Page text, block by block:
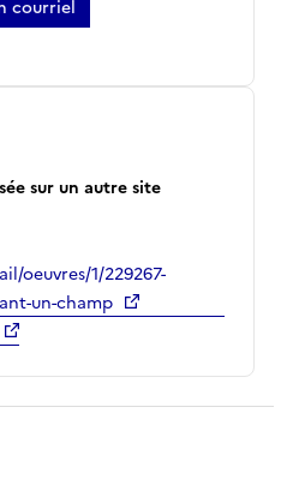
courriel
sur un autre site
oeuvres/1/229267-
un-champ